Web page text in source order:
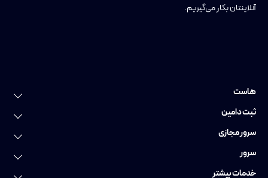
آنلاینتان بکار می‌گیریم.
هاست
هاست لینوکس
هاست وردپرس
هاست ویندوز
ثبت دامین
ثبت دامنه عمومی
ثبت دامنه ایرانی
سرور مجازی
سرور مجازی ایران
سرور
خدمات بیشتر